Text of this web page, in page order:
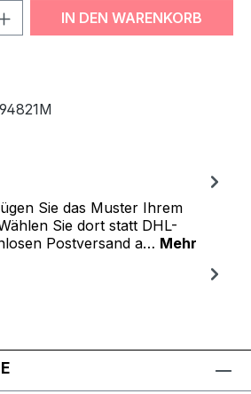
Anzahl: Gib den
IN DEN WARENKORB
Sie das Muster Ihrem
Sie dort statt DHL-
Postversand a… Mehr